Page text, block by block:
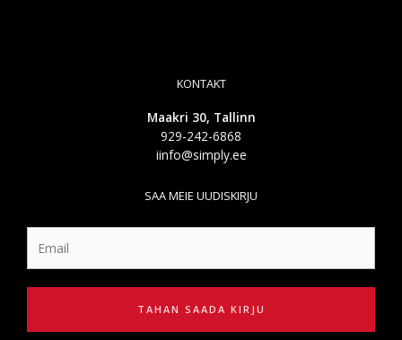
KONTAKT
Maakri 30, Tallinn
929-242-6868
iinfo@simply.ee
SAA MEIE UUDISKIRJU
TAHAN SAADA KIRJU